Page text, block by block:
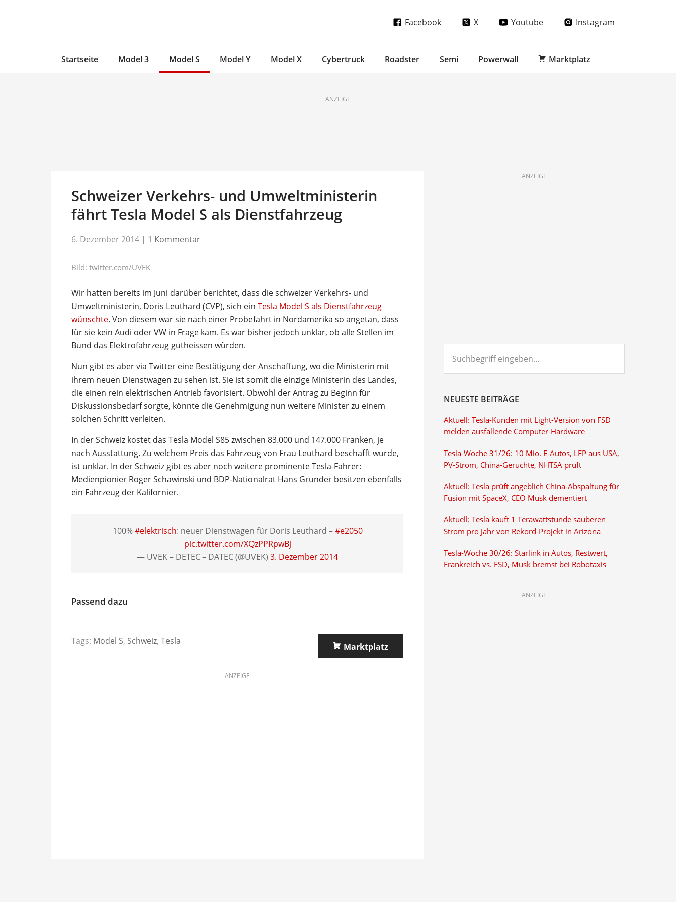
Facebook X Youtube Instagram
Startseite Model 3 Model S Model Y Model X Cybertruck Roadster Semi Powerwall Marktplatz
ANZEIGE
Schweizer Verkehrs- und Umweltministerin
fährt Tesla Model S als Dienstfahrzeug
6. Dezember 2014 | 1 Kommentar
Bild: twitter.com/UVEK
Wir hatten bereits im Juni darüber berichtet, dass die schweizer Verkehrs- und
Umweltministerin, Doris Leuthard (CVP), sich ein Tesla Model S als Dienstfahrzeug
wünschte. Von diesem war sie nach einer Probefahrt in Nordamerika so angetan, dass
für sie kein Audi oder VW in Frage kam. Es war bisher jedoch unklar, ob alle Stellen im
Bund das Elektrofahrzeug gutheissen würden.
Nun gibt es aber via Twitter eine Bestätigung der Anschaffung, wo die Ministerin mit
ihrem neuen Dienstwagen zu sehen ist. Sie ist somit die einzige Ministerin des Landes,
die einen rein elektrischen Antrieb favorisiert. Obwohl der Antrag zu Beginn für
Diskussionsbedarf sorgte, könnte die Genehmigung nun weitere Minister zu einem
solchen Schritt verleiten.
In der Schweiz kostet das Tesla Model S85 zwischen 83.000 und 147.000 Franken, je
nach Ausstattung. Zu welchem Preis das Fahrzeug von Frau Leuthard beschafft wurde,
ist unklar. In der Schweiz gibt es aber noch weitere prominente Tesla-Fahrer:
Medienpionier Roger Schawinski und BDP-Nationalrat Hans Grunder besitzen ebenfalls
ein Fahrzeug der Kalifornier.
100%#elektrisch: neuer Dienstwagen für Doris Leuthard –#e2050
pic.twitter.com/XQzPPRpwBj
— UVEK – DETEC – DATEC (@UVEK) 3. Dezember 2014
Passend dazu
Tags: Model S, Schweiz, Tesla
Marktplatz
ANZEIGE
ANZEIGE
eingeben...
NEUESTE BEITRÄGE
Aktuell: Tesla-Kunden mit Light-Version von FSD
melden ausfallende Computer-Hardware
Tesla-Woche 31/26: 10 Mio. E-Autos, LFP aus USA,
PV-Strom, China-Gerüchte, NHTSA prüft
Aktuell: Tesla prüft angeblich China-Abspaltung für
Fusion mit SpaceX, CEO Musk dementiert
Aktuell: Tesla kauft 1 Terawattstunde sauberen
Strom pro Jahr von Rekord-Projekt in Arizona
Tesla-Woche 30/26: Starlink in Autos, Restwert,
Frankreich vs. FSD, Musk bremst bei Robotaxis
ANZEIGE